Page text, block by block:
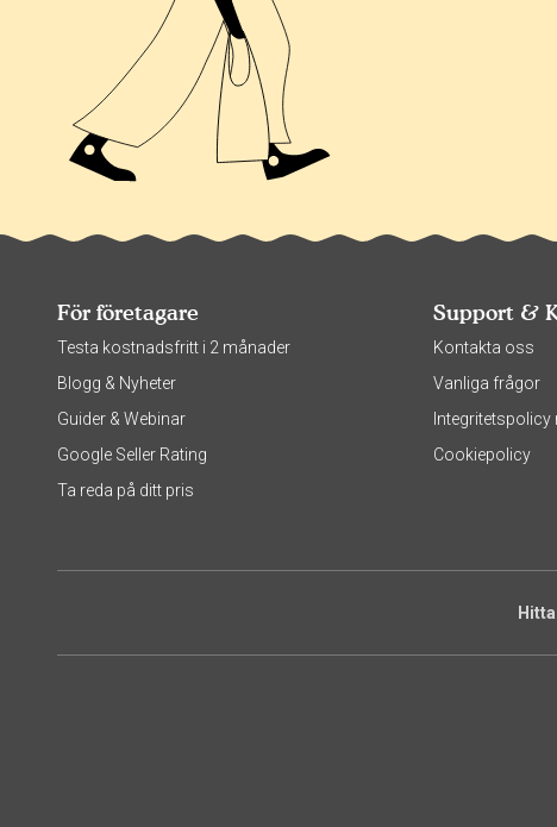
För företagare
Testa kostnadsfritt i 2 månader
Blogg & Nyheter
Guider & Webinar
Google Seller Rating
Ta reda på ditt pris
Support &
Kontakta oss
Vanliga frågor
Cookiepolicy